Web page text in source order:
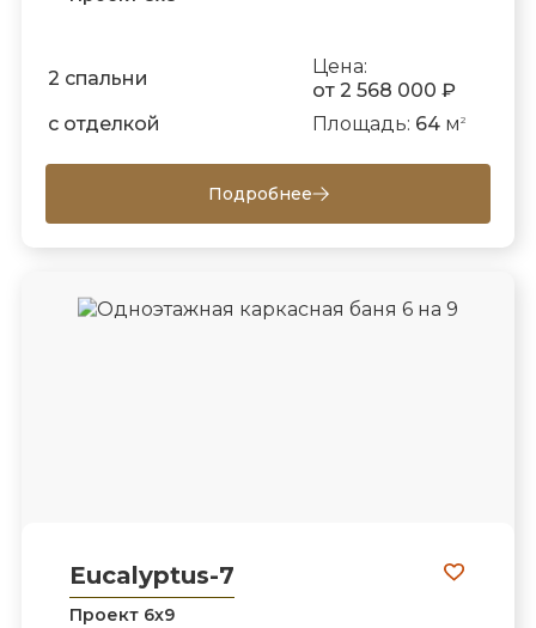
2 спальни
Цена:
от 2 568 000 ₽
с отделкой
Площадь: 64м 2
Подробнее
Eucalyptus-7
Проект 6х9